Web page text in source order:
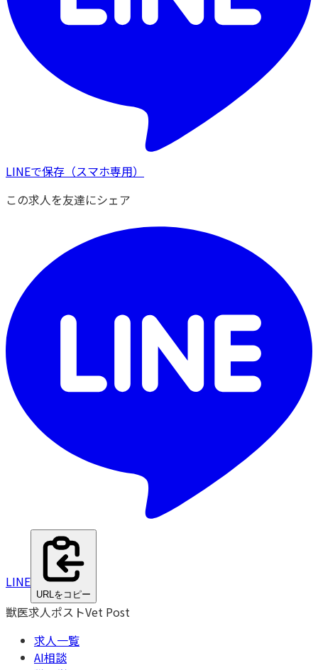
LINEで保存 （スマホ専用）
この求人を友達にシェア
LINE
URLをコピー
獣医求人ポストVet Post
求人一覧
AI相談